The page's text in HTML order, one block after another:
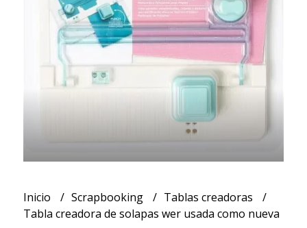
Inicio Scrapbooking
Tablas creadoras
Tabla creadora de solapas wer usada como nueva